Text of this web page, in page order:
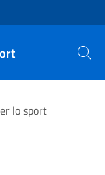
Cerca
lo sport